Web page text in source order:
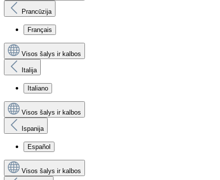
Prancūzija
Français
Visos šalys ir kalbos
Italija
Italiano
Visos šalys ir kalbos
Ispanija
Español
Visos šalys ir kalbos